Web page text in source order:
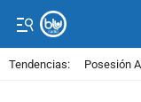
Tendencias: Posesión